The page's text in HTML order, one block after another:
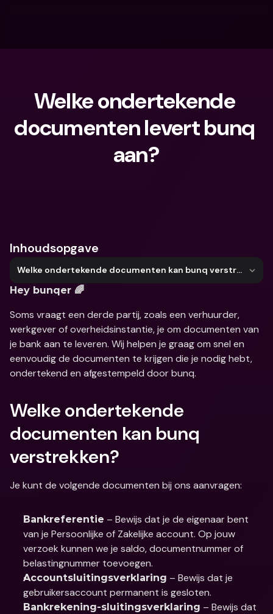
Welke ondertekende
documenten levert bunq
aan?
Inhoudsopgave
Welke ondertekende documenten kan bunq verstrekken?
Hey bunqer 🌈
Soms vraagt een derde partij, zoals een verhuurder,
werkgever of overheidsinstantie, je om documenten van
je bank aan te leveren. Wij helpen je graag om snel en
eenvoudig de documenten te krijgen die je nodig hebt,
ondertekend en afgestempeld door bunq.
Welke ondertekende
documenten kan bunq
verstrekken?
Je kunt de volgende documenten bij ons aanvragen:
Bankreferentie – Bewijs dat je de eigenaar bent
van je Persoonlijke of Zakelijke account. Op jouw
verzoek kunnen we je saldo, documentnummer of
belastingnummer toevoegen.
Accountsluitingsverklaring – Bewijs dat je
gebruikersaccount permanent is gesloten.
Bankrekening-sluitingsverklaring – Bewijs dat